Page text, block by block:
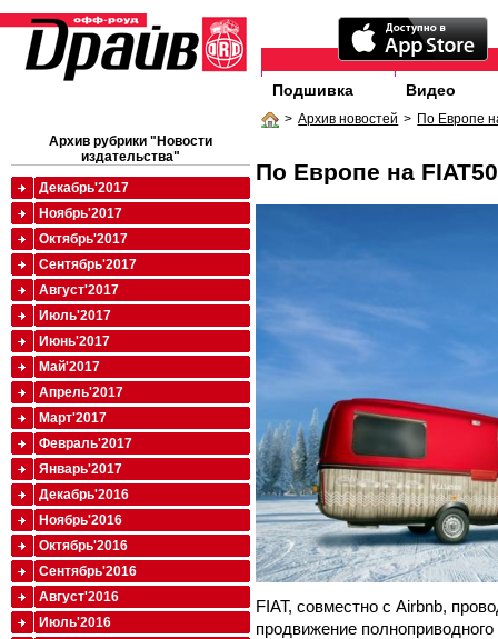
Подшивка Видео
> Архив новостей > По Европе
По Европе на
FIAT, совместно с Airbnb,
продвижение
Архив рубрики "Новости
издательства"
Декабрь'2017
Ноябрь'2017
Октябрь'2017
Сентябрь'2017
Август'2017
Июль'2017
Июнь'2017
Май'2017
Апрель'2017
Март'2017
Февраль'2017
Январь'2017
Декабрь'2016
Ноябрь'2016
Октябрь'2016
Сентябрь'2016
Август'2016
Июль'2016